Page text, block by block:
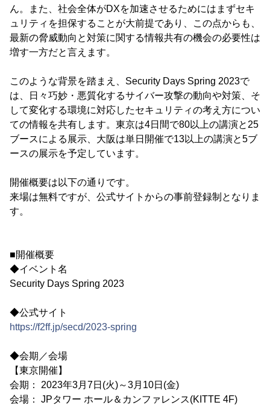
ん。また、社会全体がDXを加速させるためにはまずセキ
ュリティを担保することが大前提であり、この点からも、
最新の脅威動向と対策に関する情報共有の機会の必要性は
増す一方だと言えます。
このような背景を踏まえ、Security Days Spring 2023で
は、日々巧妙・悪質化するサイバー攻撃の動向や対策、そ
して変化する環境に対応したセキュリティの考え方につい
ての情報を共有します。東京は4日間で80以上の講演と25
ブースによる展示、大阪は単日開催で13以上の講演と5ブ
ースの展示を予定しています。
開催概要は以下の通りです。
来場は無料ですが、公式サイトからの事前登録制となりま
す。
■開催概要
◆イベント名
Security Days Spring 2023
◆公式サイト
https://f2ff.jp/secd/2023-spring
◆会期／会場
【東京開催】
会期： 2023年3月7日(火)～3月10日(金)
会場： JPタワー ホール＆カンファレンス(KITTE 4F)